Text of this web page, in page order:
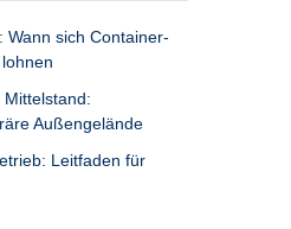
Wann sich Container-
Außengelände
Leitfaden für